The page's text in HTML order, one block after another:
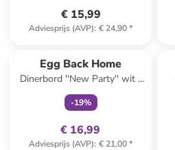
€ 15,99
Adviesprijs (AVP): € 24,90*
Egg Back Home
Dinerbord ''New Party'' wit -
Ø 27 cm
-19%
€ 16,99
Adviesprijs (AVP): € 21,00*